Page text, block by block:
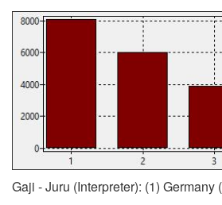
Gaji - Juru (Interpreter): (1) Germany